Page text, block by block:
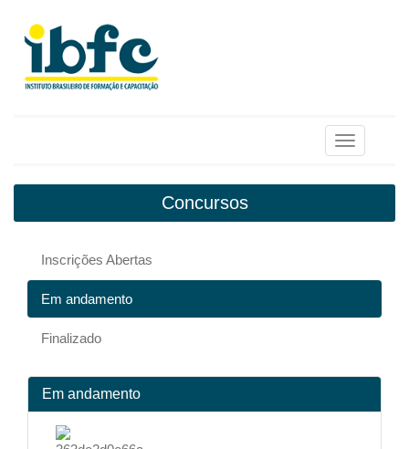
Toggle
Concursos
Inscrições Abertas
Em andamento
Finalizado
Em andamento